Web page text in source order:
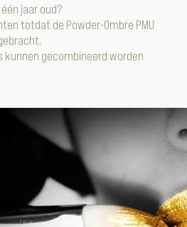
jaar oud?
totdat de Powder-Ombre PMU
gecombineerd worden